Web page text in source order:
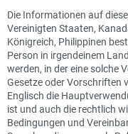
Die Informationen auf
Vereinigten Staaten,
Königreich, Philippinen
Person in irgendeinem
werden, in der eine solche
Gesetze oder Vorschriften
Englisch die
ist und auch die rechtlich
Bedingungen und